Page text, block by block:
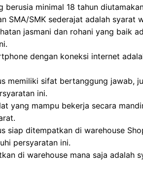
berusia minimal 18 tahun
SMA/SMK sederajat adalah syarat
jasmani dan rohani yang baik
dengan koneksi internet
memiliki sifat bertanggung jawab,
ini.
yang mampu bekerja secara
siap ditempatkan di warehouse
persyaratan ini.
di warehouse mana saja adalah